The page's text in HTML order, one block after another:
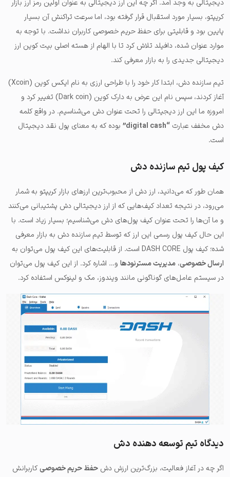
دیجیتالی به وجد آمد. اگر چه این ارز دیجیتالی به عنوان اولین رمز ارز بازار
کریپتو، بسیار مورد استقبال قرار گرفته بود، اما سرعت تراکنش آن بسیار
پایین بود و قابلیتی برای حفظ حریم خصوصی کاربران نداشت. با توجه به
موارد عنوان شده، دافیلد تلاش کرد تا با الهام از هسته اصلی بیت کوین ارز
دیجیتالی جدیدی را به بازار معرفی کند.
تیم سازنده دش، ابتدا کار خود را با طراحی ارزی به نام ایکس کوین (Xcoin)
آغاز کردند، سپس نام این عرض به دارک کوین (Dark coin) تغییر کرد و
امروزه ما این ارز دیجیتالی را تحت عنوان دش می‌شناسیم. در واقع کلمه
دش مخفف عبارت“digital cash”
بوده که به معنای پول نقد دیجیتال
است.
کیف پول تیم سازنده دش
همان طور که می‌دانید، ارز دش از محبوب‌ترین ارزهای بازار کریپتو به شمار
می‌رود، در نتیجه تعداد کیف‌هایی که از ارز دیجیتالی دش پشتیبانی می‌کنند
و ما آن‌ها را تحت عنوان کیف پول‌‌های دش می‌شناسیم؛ بسیار زیاد است. با
این حال کیف پول رسمی این ارز که توسط تیم سازنده دش به بازار معرفی
شده؛ کیف پول DASH CORE است. از قابلیت‌های این کیف پول می‌توان به
ارسال خصوصی، مدیریت مسترنودها و… اشاره کرد. از این کیف پول می‌توان
در سیستم‌ عامل‌های گوناگونی مانند ویندوز، مک و لینوکس استفاده کرد.
دیدگاه تیم توسعه دهنده دش
اگر چه در آغاز فعالیت، بزرگ‌ترین ارزش دش حفظ حریم خصوصیکاربرانش